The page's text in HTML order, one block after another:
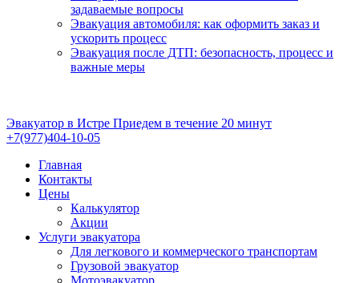
задаваемые вопросы
Эвакуация автомобиля: как оформить заказ и
ускорить процесс
Эвакуация после ДТП: безопасность, процесс и
важные меры
Эвакуатор в Истре Приедем в течение 20 минут
+7(977)404-10-05
Главная
Контакты
Цены
Калькулятор
Акции
Услуги эвакуатора
Для легкового и коммерческого транспортам
Грузовой эвакуатор
Мотоэвакуатор